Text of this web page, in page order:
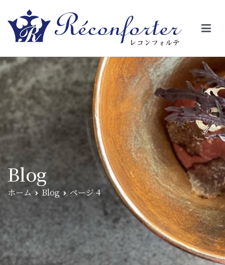
【レコンフォルテ】吹田・千里山/フレンチ（フラ
ンス料理）
絵の様に見える。そんな空間で、ゆっくり素材そのものの旨さを閉
じ込めたフレンチを・・・・・。
Blog
ホーム Blog ページ 4